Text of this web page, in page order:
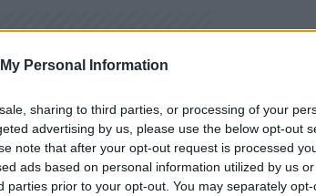
Personal Information
sharing to third parties, or processing of your
advertising by us, please use the below opt-out
note that after your opt-out request is processed
ads based on personal information utilized by us
parties prior to your opt-out. You may separately